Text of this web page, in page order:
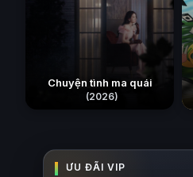
Chuyện tình ma quái
(2026)